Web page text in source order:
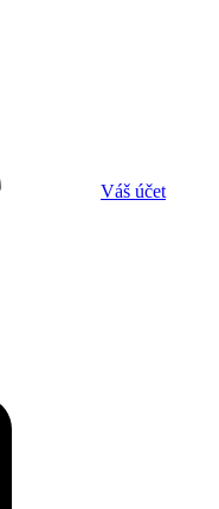
Váš účet